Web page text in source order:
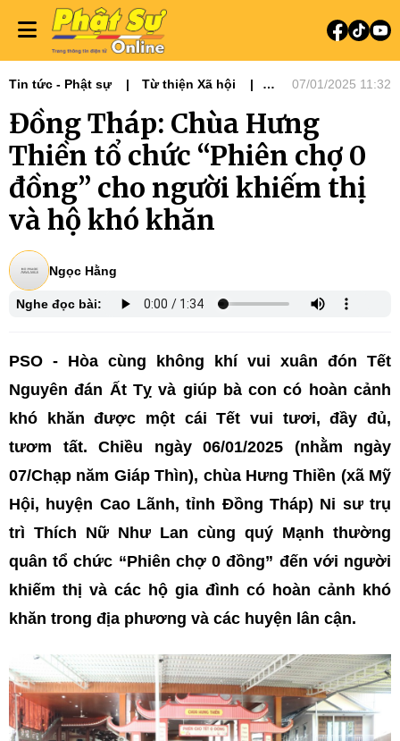
Tin tức - Phật sự
Từ thiện Xã hội
Tin Tức Hoạt Động
Từ Thiện Xã Hội
07/01/2025 11:32
Đồng Tháp: Chùa Hưng
Thiền tổ chức “Phiên chợ 0
đồng” cho người khiếm thị
và hộ khó khăn
Ngọc Hằng
Nghe đọc bài:
PSO - Hòa cùng không khí vui xuân đón Tết
Nguyên đán Ất Tỵ và giúp bà con có hoàn cảnh
khó khăn được một cái Tết vui tươi, đầy đủ,
tươm tất. Chiều ngày 06/01/2025 (nhằm ngày
07/Chạp năm Giáp Thìn), chùa Hưng Thiền (xã Mỹ
Hội, huyện Cao Lãnh, tỉnh Đồng Tháp) Ni sư trụ
trì Thích Nữ Như Lan cùng quý Mạnh thường
quân tổ chức “Phiên chợ 0 đồng” đến với người
khiếm thị và các hộ gia đình có hoàn cảnh khó
khăn trong địa phương và các huyện lân cận.